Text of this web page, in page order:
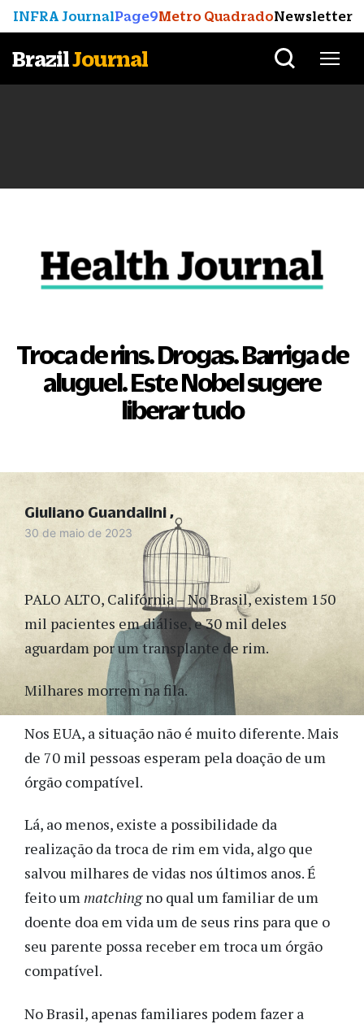
INFRA JournalPage9Metro QuadradoNewsletter
BrazilJournal
Troca de rins. Drogas. Barriga de
aluguel. Este Nobel sugere
liberar tudo
30 de maio de 2023
PALO ALTO, Califórnia – No Brasil, existem 150
mil pacientes em diálise, e 30 mil deles
aguardam por um transplante de rim.
Milhares morrem na fila.
Nos EUA, a situação não é muito diferente. Mais
de 70 mil pessoas esperam pela doação de um
órgão compatível.
Lá, ao menos, existe a possibilidade da
realização da troca de rim em vida, algo que
salvou milhares de vidas nos últimos anos. É
feito ummatchingno qual um familiar de um
doente doa em vida um de seus rins para que o
seu parente possa receber em troca um órgão
compatível.
No Brasil, apenas familiares podem fazer a
Giuliano Guandalini